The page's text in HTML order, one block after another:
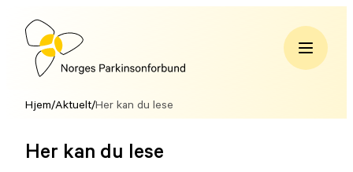
Hopp
innholdNorges
Hjem/Aktuelt/Her kan du lese
Her kan du lese